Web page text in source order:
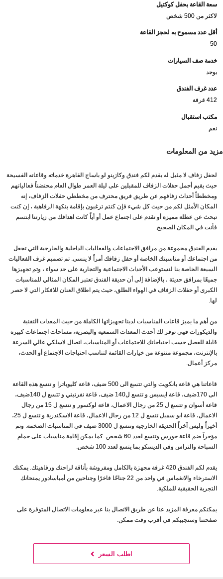
سعة القاعة بحفل كوكتيل
لاكثر من 500 شخص
أقل عدد مسموح به لحجز القاعة
50
خدمة صف السيارات
يوجد
عدد غرف الفندق
412 غرفة
مكتب استقبال
نعم
مزيد من المعلومات
لحفل زفاف لا مثيل له يقدم لكم فندق وكازينو لو باساج القاهرة خدماته وقاعاته الفسيحة
حيث يقيم أجمل حفلات الزفاف للمقبلين على ليلة العمر طوال العام محتضناً فعالياتهم
ومخططاً أحداث زفافهم عن طريق فريق محترف من مخططي حفلات الزفاف، إنه
المكان الأمثل لكم من حيث كل شيء فإن كنتم ترغبون بإقامة بنكهة الرفاهية ، إن كنت
تبحث عن عطلة مميزة أو تقدم على اجتماع عمل أو أياً كانت اهدافك من زيارتنا ابتسم
فأنت في المكان الصحيح.
يقدم الفندق مجموعة من مرافق الاجتماعات والفعاليات الداخلية والخارجية التي تجعل
من اجتماعك أو مناسبتك الخاصة أو حفل زفافك أمراً لا ينسى. تم تصميم غرف الفعاليات
السبعة الخاصة بنا لتستوعب الأحداث الاجتماعية والتجارية على حد سواء ، وتم تجهيزها
جميعًا بمرافق حديثة ، بالإضافة إلى أن حديقة الفندق تعتبر المكان المثالي للمناسبات
الكبرى أو حفلات الزفاف في الهواء الطلق، حيث يتم اطلاق العنان للافكار التي لا حصر
لها.
من أهم ما يميز قاعات المناسبات لدينا تجهيزاتها الكاملة من حيث المعدات التقنية
والديكورات فهي توفر لك أحدث المعدات السمعية والبصرية، مساحات اجتماعات كبيرة
قابلة للفصل حسب احتياجاتك للاجتماعات أو المناسبات، اتصال لاسلكي عالي السرعة
بالإنترنت، مجموعة متنوعة من خيارات القائمة لتناسب احتياجات الاجتماع أو الحدث،
مركز أعمال.
قاعاتنا هي قاعة بانكويت والتي تتسع الى 500 ضيف، قاعة كليوباترا و تتسع هذه القاعة
الى 170ضيف، قاعة ايسيس و تتسع ل140 ضيف، قاعة نفرتيتي و تتسع ل 140ضيف،
قاعة أسوان و تتسع ل 25 من رجال الاعمال، قاعة لوكسور و تتسع ل 15 من رجال
الاعمال، قاعة ابو سمبل تتسع ل 12 من رجال الاعمال، قاعة الاسكندرية و تتسع ل 25،
أخيراً وليس آخراً الحديقة الخارجية وتتسع ل 3000 ضيف في المناسبات الضخمة. وتم
مؤخراً ضم قاعة حورس وتتسع لعدد 60 شخص. كما يمكن إقامة مناسبات على حمام
السباحة والتراس وفي الديسكو بما يتسع لعدد 100 شخص.
يقدم لكم الفندق 420 غرفة مجهزة بالكامل ومفروشة بأناقة لراحتك ورفاهيتك. يمكنك
الاسترخاء والانغماس في واحد من 22 جناحًا فاخرًا وجناحين من أمباسادور يمنحانك
التجربة الحقيقية للملكية.
يمكنكم معرفة المزيد عنا عن طريق الاتصال بنا عبر معلومات الاتصال المتوفرة على
صفحتنا وسنجيبكم في أقرب وقت ممكن.
اطلب السعر